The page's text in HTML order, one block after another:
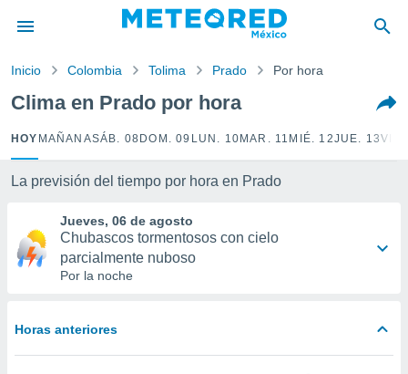
ha sido
la
que se
calidad.
y
digital
Inicio Colombia Tolima Prado Por hora
Clima en Prado por hora
HOY MAÑANASÁB. 08 DOM. 09 LUN. 10 MAR. 11 MIÉ. 12JUE. 13VIE.
La previsión del tiempo por hora en Prado
Jueves, 06 de agosto
Chubascos tormentosos con cielo
parcialmente nuboso
Por la noche
Horas anteriores